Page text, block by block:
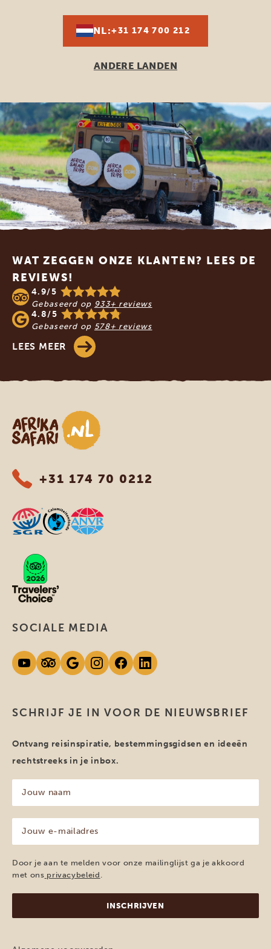
NL:+31 174 700 212
ANDERE LANDEN
Footer
WAT ZEGGEN ONZE KLANTEN? LEES DE
REVIEWS!
4.9/5
Gebaseerd op 933+ reviews
4.8/5
Gebaseerd op 578+ reviews
LEES MEER
Afrika safari
+31 174 70 0212
SCHRIJF JE IN VOOR DE NIEUWSBRIEF
Ontvang reisinspiratie, bestemmingsgidsen en ideeën
rechtstreeks in je inbox.
naam
(Vereist)
mailadres
(Vereist)
Door je aan te melden voor onze mailinglijst ga je akkoord
met ons privacybeleid
SOCIALE MEDIA